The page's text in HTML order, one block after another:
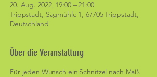
20. Aug. 2022, 19:00 – 21:00
Trippstadt, Sägmühle 1, 67705 Trippstadt,
Deutschland
Über die Veranstaltung
Für jeden Wunsch ein Schnitzel nach Maß.